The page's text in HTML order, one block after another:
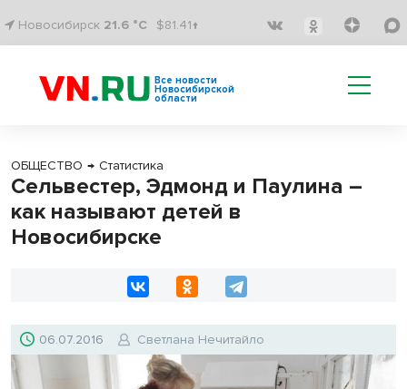
Новосибирск 21.6 °C $81.41↑
Все новости
Новосибирской
области
ОБЩЕСТВО → Статистика
Сельвестер, Эдмонд и Паулина –
как называют детей в
Новосибирске
06.07.2016 Светлана Нечитайло